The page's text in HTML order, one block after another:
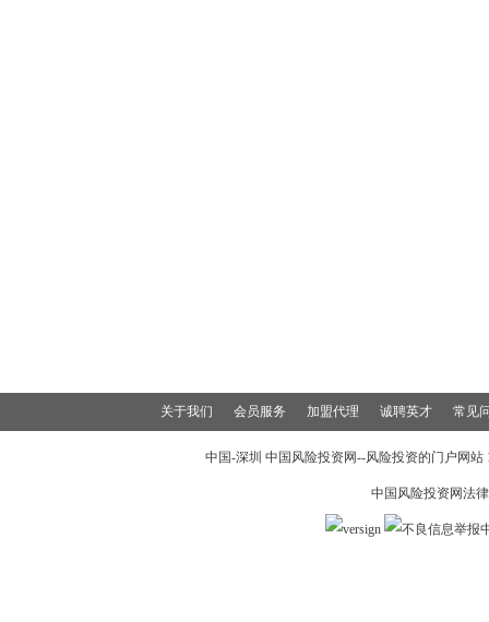
关于我们 会员服务 加盟代理 诚聘英才 常见
中国-深圳 中国风险投资网--风险投资的门户网
中国风险投资网法